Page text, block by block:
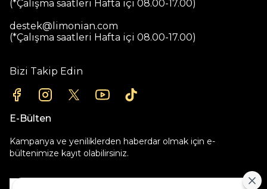
(*Çalışma saatleri Hafta içi 08.00-17.00)
destek@limonian.com
(*Çalışma saatleri Hafta içi 08.00-17.00)
Bizi Takip Edin
E-Bülten
Kampanya ve yeniliklerden haberdar olmak için e-
bültenimize kayıt olabilirsiniz.